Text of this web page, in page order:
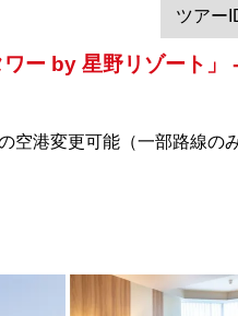
ツアー
ー by 星野リゾート
空港変更可能（一部路線のみ